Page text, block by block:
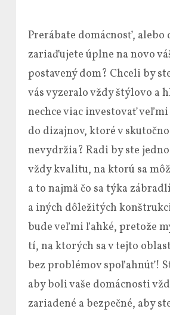
Prerábate domácnosť, alebo
zariaďujete úplne na novo
postavený dom? Chceli by
vás vyzeralo vždy štýlovo a
nechce viac investovať
do dizajnov, ktoré v
nevydržia? Radi by ste
vždy kvalitu, na ktorú sa
a to najmä čo sa týka
a iných dôležitých
bude veľmi ľahké, pretože
tí, na ktorých sa v tejto
bez problémov spoľahnúť!
aby boli vaše domácnosti
zariadené a bezpečné, aby